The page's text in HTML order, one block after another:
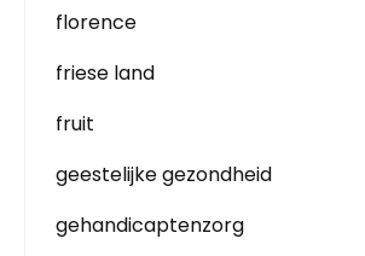
florence
friese land
fruit
geestelijke gezondheid
gehandicaptenzorg